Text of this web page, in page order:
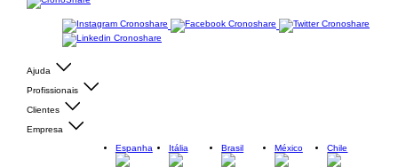
Ajuda
Profissionais
Clientes
Empresa
Espanha
Itália Brasil México Chile